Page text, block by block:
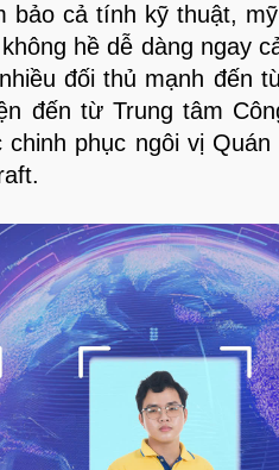
bảo cả tính kỹ thuật,
hề dễ dàng ngay
đối thủ mạnh đến
đến từ Trung tâm
phục ngôi vị